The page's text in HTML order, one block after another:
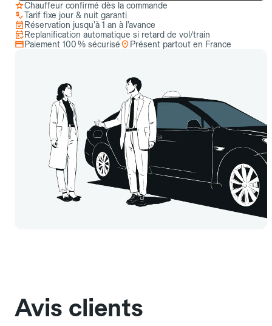
Chauffeur confirmé dès la commande
Tarif fixe jour & nuit garanti
Réservation jusqu’à 1 an à l’avance
Replanification automatique si retard de vol/train
Paiement 100 % sécurisé
Présent partout en France
Avis clients